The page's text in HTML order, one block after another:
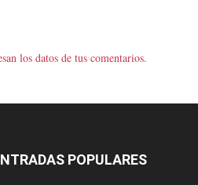
los datos de tus comentarios.
POPULARES